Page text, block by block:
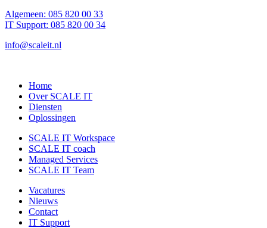
Algemeen: 085 820 00 33
IT Support: 085 820 00 34
info@scaleit.nl
Home
Over SCALE IT
Diensten
Oplossingen
SCALE IT Workspace
SCALE IT coach
Managed Services
SCALE IT Team
Vacatures
Nieuws
Contact
IT Support